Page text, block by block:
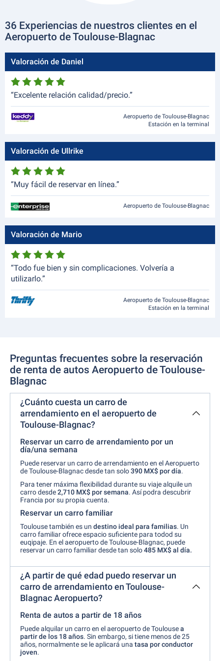
36 Experiencias de nuestros clientes en el
Aeropuerto de Toulouse-Blagnac
Valoración de Daniel
“Excelente relación calidad/precio.”
Aeropuerto de Toulouse-Blagnac
Estación en la terminal
Valoración de Ullrike
“Muy fácil de reservar en línea.”
Aeropuerto de Toulouse-Blagnac
Valoración de Mario
“Todo fue bien y sin complicaciones. Volvería a
utilizarlo.”
Aeropuerto de Toulouse-Blagnac
Estación en la terminal
Preguntas frecuentes sobre la reservación
de renta de autos Aeropuerto de Toulouse-
Blagnac
¿Cuánto cuesta un carro de
arrendamiento en el aeropuerto de
Toulouse-Blagnac?
Reservar un carro de arrendamiento por un
día/una semana
Puede reservar un carro de arrendamiento en el Aeropuerto
de Toulouse-Blagnac desde tan solo390 MX$ por día.
Para tener máxima flexibilidad durante su viaje alquile un
carro desde2,710 MX$ por semana. Así podra descubrir
Francia por su propia cuenta.
Reservar un carro familiar
Toulouse también es un destino ideal para familias. Un
carro familiar ofrece espacio suficiente para todod su
euqipaje. En el aeropuerto de Toulouse-Blagnac, puede
reservar un carro familiar desde tan solo485 MX$ al día.
¿A partir de qué edad puedo reservar un
carro de arrendamiento en Toulouse-
Blagnac Aeropuerto?
Renta de autos a partir de 18 años
Puede alquilar un carro en el aeropuerto de Toulousea
partir de los 18años. Sin embargo, si tiene menos de 25
años, normalmente se le aplicará una tasa por conductor
joven.